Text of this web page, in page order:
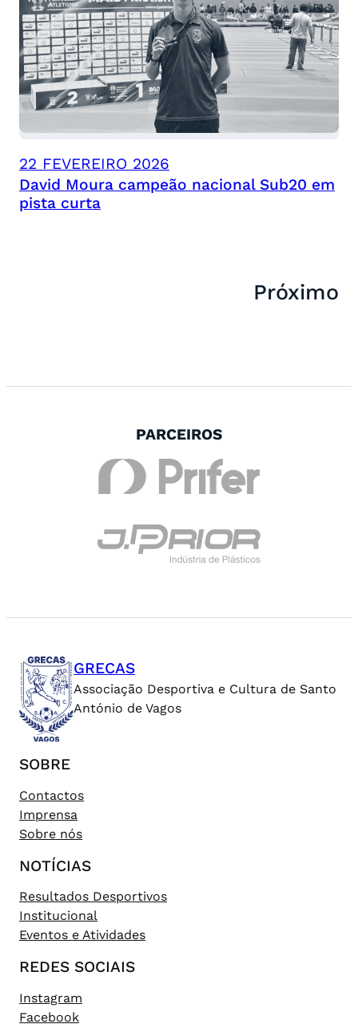
22 FEVEREIRO 2026
David Moura campeão nacional Sub20 em
pista curta
Próximo
PARCEIROS
GRECAS
Associação Desportiva e Cultura de Santo
António de Vagos
SOBRE
Contactos
Imprensa
Sobre nós
NOTÍCIAS
Resultados Desportivos
Institucional
Eventos e Atividades
REDES SOCIAIS
Instagram
Facebook